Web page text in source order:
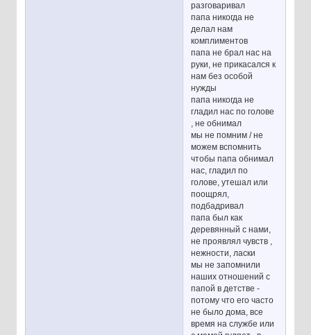
разговаривал
папа никогда не
делал нам
комплиментов
папа не брал нас на
руки, не прикасался к
нам без особой
нужды
папа никогда не
гладил нас по голове
, не обнимал
мы не помним / не
можем вспомнить
чтобы папа обнимал
нас, гладил по
голове, утешал или
поощрял,
подбадривал
папа был как
деревянный с нами,
не проявлял чувств ,
нежности, ласки
мы не запомнили
наших отношений с
папой в детстве -
потому что его часто
не было дома, все
время на службе или